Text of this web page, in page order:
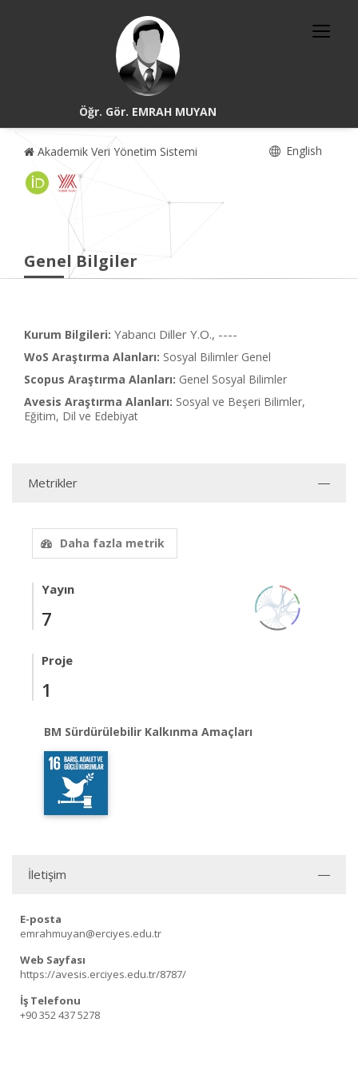
Öğr. Gör. EMRAH MUYAN
Akademik Veri Yönetim Sistemi English
Genel Bilgiler
Kurum Bilgileri: Yabancı Diller Y.O., ----
WoS Araştırma Alanları: Sosyal Bilimler Genel
Scopus Araştırma Alanları: Genel Sosyal Bilimler
Avesis Araştırma Alanları: Sosyal ve Beşeri Bilimler,
Eğitim, Dil ve Edebiyat
Metrikler
Daha fazla metrik
Yayın
7
Proje
1
BM Sürdürülebilir Kalkınma Amaçları
İletişim
E-posta
emrahmuyan@erciyes.edu.tr
Web Sayfası
https://avesis.erciyes.edu.tr/8787/
İş Telefonu
+90 352 437 5278